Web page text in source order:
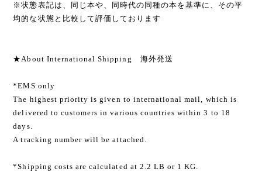
※状態表記は、同じ本や、同時代の同種の本を基準に、その平
均的な状態と比較して評価しております
★About International Shipping 海外発送
*EMS only
The highest priority is given to international mail, which is
delivered to customers in various countries within 3 to 18
days.
A tracking number will be attached.
*Shipping costs are calculated at 2.2 LB or 1 KG.